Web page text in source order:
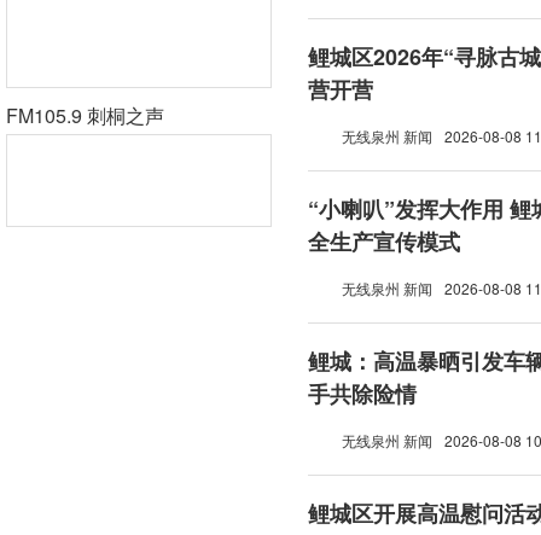
FM105.9 刺桐之声
鲤城区2026年“寻脉古
营开营
无线泉州 新闻 2026-08-08
“小喇叭”发挥大作用
全生产宣传模式
无线泉州 新闻 2026-08-08
鲤城：高温暴晒引发车
手共除险情
无线泉州 新闻 2026-08-08
鲤城区开展高温慰问活